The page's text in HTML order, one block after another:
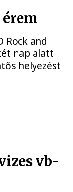
Rock and
nap alatt
helyezést
vb-